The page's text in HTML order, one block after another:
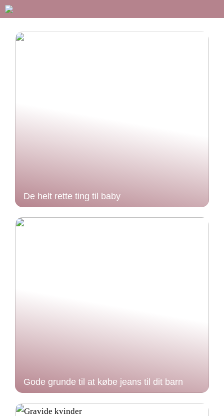
De helt rette ting til baby
Gode grunde til at købe jeans til dit barn